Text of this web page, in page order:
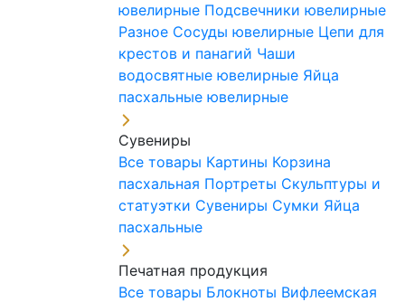
ювелирные Подсвечники ювелирные
Разное Сосуды ювелирные Цепи для
крестов и панагий Чаши
водосвятные ювелирные Яйца
пасхальные ювелирные
Сувениры
Все товары Картины Корзина
пасхальная Портреты Скульптуры и
статуэтки Сувениры Сумки Яйца
пасхальные
Печатная продукция
Все товары Блокноты Вифлеемская